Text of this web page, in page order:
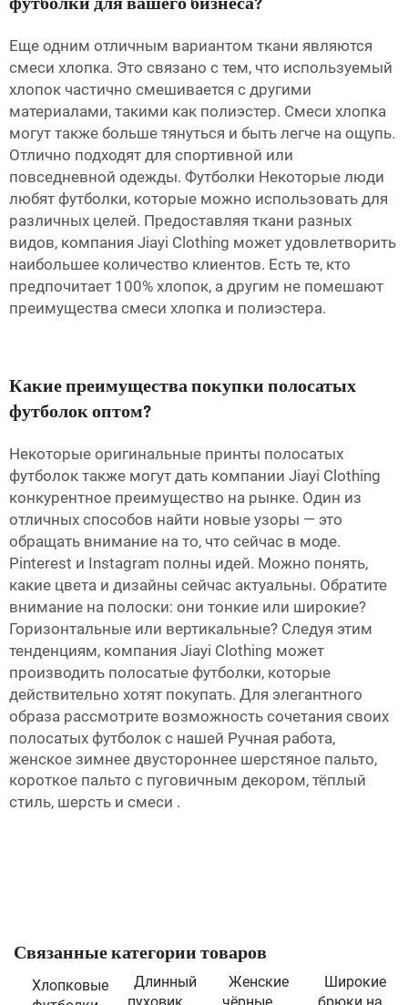
Еще одним отличным вариантом ткани являются
смеси хлопка. Это связано с тем, что используемый
хлопок частично смешивается с другими
материалами, такими как полиэстер. Смеси хлопка
могут также больше тянуться и быть легче на ощупь.
Отлично подходят для спортивной или
повседневной одежды. Футболки Некоторые люди
любят футболки, которые можно использовать для
различных целей. Предоставляя ткани разных
видов, компания Jiayi Clothing может удовлетворить
наибольшее количество клиентов. Есть те, кто
предпочитает 100% хлопок, а другим не помешают
преимущества смеси хлопка и полиэстера.
Какие преимущества покупки полосатых
футболок оптом?
Некоторые оригинальные принты полосатых
футболок также могут дать компании Jiayi Clothing
конкурентное преимущество на рынке. Один из
отличных способов найти новые узоры — это
обращать внимание на то, что сейчас в моде.
Pinterest и Instagram полны идей. Можно понять,
какие цвета и дизайны сейчас актуальны. Обратите
внимание на полоски: они тонкие или широкие?
Горизонтальные или вертикальные? Следуя этим
тенденциям, компания Jiayi Clothing может
производить полосатые футболки, которые
действительно хотят покупать. Для элегантного
образа рассмотрите возможность сочетания своих
полосатых футболок с нашей Ручная работа,
женское зимнее двустороннее шерстяное пальто,
короткое пальто с пуговичным декором, тёплый
стиль, шерсть и смеси .
Связанные категории товаров
Хлопковые
Длинный
Женские
Широкие